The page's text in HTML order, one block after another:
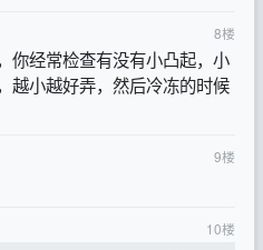
8楼
你经常检查有没有小凸起，小
越小越好弄，然后冷冻的时候
9楼
10楼